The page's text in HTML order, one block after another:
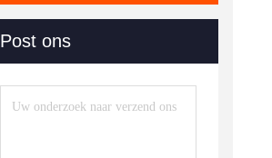
Post ons